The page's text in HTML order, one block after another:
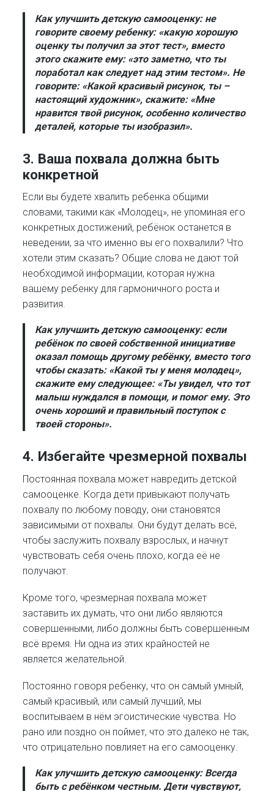
Как улучшить детскую самооценку:не
говорите своему ребенку: «какую хорошую
оценку ты получил за этот тест», вместо
этого скажите ему: «это заметно, что ты
поработал как следует над этим тестом». Не
говорите: «Какой красивый рисунок, ты –
настоящий художник», скажите: «Мне
нравится твой рисунок, особенно количество
деталей, которые ты изобразил».
3. Ваша похвала должна быть
конкретной
Если вы будете хвалить ребенка общими
словами, такими как «Молодец», не упоминая его
конкретных достижений, ребёнок останется в
неведении, за что именно вы его похвалили? Что
хотели этим сказать? Общие слова не дают той
необходимой информации, которая нужна
вашему ребенку для гармоничного роста и
развития.
Как улучшить детскую самооценку:если
ребёнок по своей собственной инициативе
оказал помощь другому ребёнку, вместо того
чтобы сказать: «Какой ты у меня молодец»,
скажите ему следующее: «Ты увидел, что тот
малыш нуждался в помощи, и помог ему. Это
очень хороший и правильный поступок с
твоей стороны».
4. Избегайте чрезмерной похвалы
Постоянная похвала может навредить детской
самооценке. Когда дети привыкают получать
похвалу по любому поводу, они становятся
зависимыми от похвалы. Они будут делать всё,
чтобы заслужить похвалу взрослых, и начнут
чувствовать себя очень плохо, когда её не
получают.
Кроме того, чрезмерная похвала может
заставить их думать, что они либо являются
совершенными, либо должны быть совершенным
всё время. Ни одна из этих крайностей не
является желательной.
Постоянно говоря ребенку, что он самый умный,
самый красивый, или самый лучший, мы
воспитываем в нём эгоистические чувства. Но
рано или поздно он поймет, что это далеко не так,
что отрицательно повлияет на его самооценку.
Как улучшить детскую самооценку:Всегда
быть с ребёнком честным. Дети чувствуют,